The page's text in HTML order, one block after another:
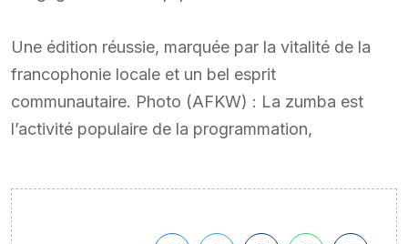
Une édition réussie, marquée par la vitalité de la
francophonie locale et un bel esprit
communautaire. Photo (AFKW) : La zumba est
l’activité populaire de la programmation,